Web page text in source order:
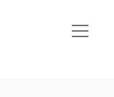
menüyü
aç